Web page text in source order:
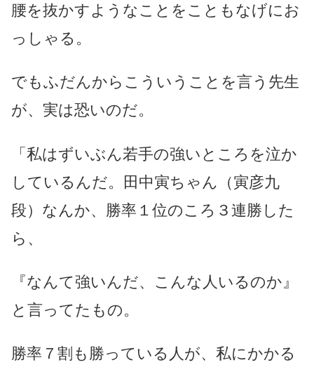
腰を抜かすようなことをこともなげにお
っしゃる。
でもふだんからこういうことを言う先生
が、実は恐いのだ。
「私はずいぶん若手の強いところを泣か
しているんだ。田中寅ちゃん（寅彦九
段）なんか、勝率１位のころ３連勝した
ら、
『なんて強いんだ、こんな人いるのか』
と言ってたもの。
勝率７割も勝っている人が、私にかかる